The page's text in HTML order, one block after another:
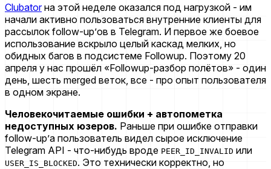
Clubatorна этой неделе оказался под нагрузкой - им
начали активно пользоваться внутренние клиенты для
рассылок follow-up’ов в Telegram. И первое же боевое
использование вскрыло целый каскад мелких, но
обидных багов в подсистеме Followup. Поэтому 20
апреля у нас прошёл «Followup-разбор полётов» - один
день, шесть merged веток, все - про опыт пользователя
в одном экране.
Человекочитаемые ошибки + автопометка
недоступных юзеров. Раньше при ошибке отправки
follow-up’а пользователь видел сырое исключение
Telegram API - что-нибудь вроде PEER_ID_INVALID или
USER_IS_BLOCKED. Это технически корректно, но